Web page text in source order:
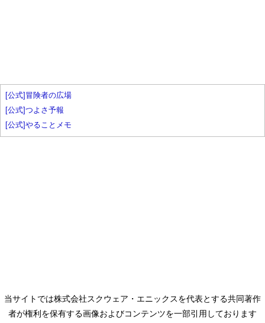
[公式]冒険者の広場
[公式]つよさ予報
[公式]やることメモ
当サイトでは株式会社スクウェア・エニックスを代表とする共同著作
者が権利を保有する画像およびコンテンツを一部引用しております